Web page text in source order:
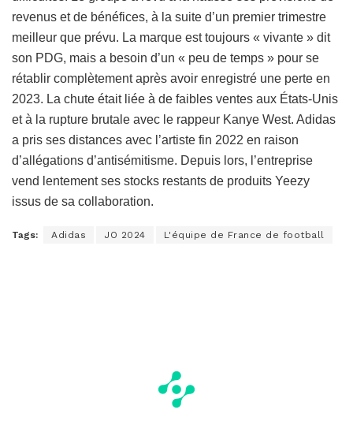
revenus et de bénéfices, à la suite d’un premier trimestre
meilleur que prévu. La marque est toujours « vivante » dit
son PDG, mais a besoin d’un « peu de temps » pour se
rétablir complètement après avoir enregistré une perte en
2023. La chute était liée à de faibles ventes aux États-Unis
et à la rupture brutale avec le rappeur Kanye West. Adidas
a pris ses distances avec l’artiste fin 2022 en raison
d’allégations d’antisémitisme. Depuis lors, l’entreprise
vend lentement ses stocks restants de produits Yeezy
issus de sa collaboration.
Tags: Adidas JO 2024 L'équipe de France de football